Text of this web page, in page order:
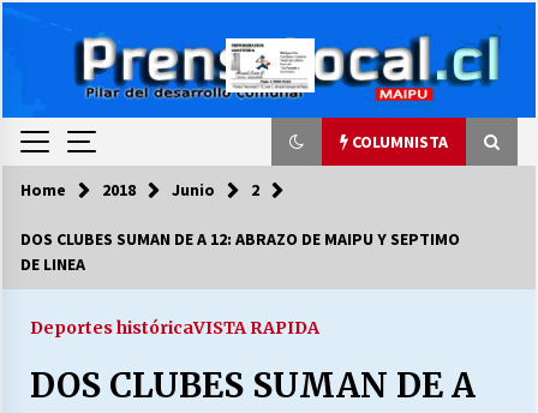
COLUMNISTA
COLUMNISTA
03/08/2026
LA DC POR SIEMPRE.RECORDANDO 69 AÑOS DE
Home 2018 Junio 2
DOS CLUBES SUMAN DE A 12: ABRAZO DE MAIPU Y SEPTIMO
DE LINEA
Deportes históricaVISTA RAPIDA
DOS CLUBES SUMAN DE A